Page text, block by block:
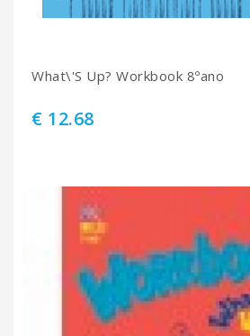
What\'S Up? Workbook 8ºano
€ 12.68